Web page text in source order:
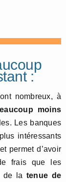
:
nombreux, à
moins
Les banques
intéressants
permet d’avoir
frais que les
de la tenue de